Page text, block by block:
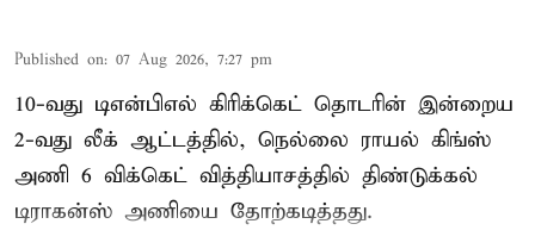
Published on: 07 Aug 2026, 7:27 pm
10-வது டிஎன்பிஎல் கிரிக்கெட் தொடரின் இன்றைய
2-வது லீக் ஆட்டத்தில், நெல்லை ராயல் கிங்ஸ்
அணி 6 விக்கெட் வித்தியாசத்தில் திண்டுக்கல்
டிராகன்ஸ் அணியை தோற்கடித்தது.